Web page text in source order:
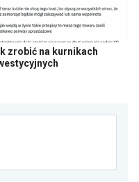
zrobić na kurnikach